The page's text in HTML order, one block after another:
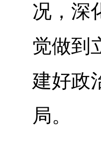
况，深
觉做到
建好政
局。